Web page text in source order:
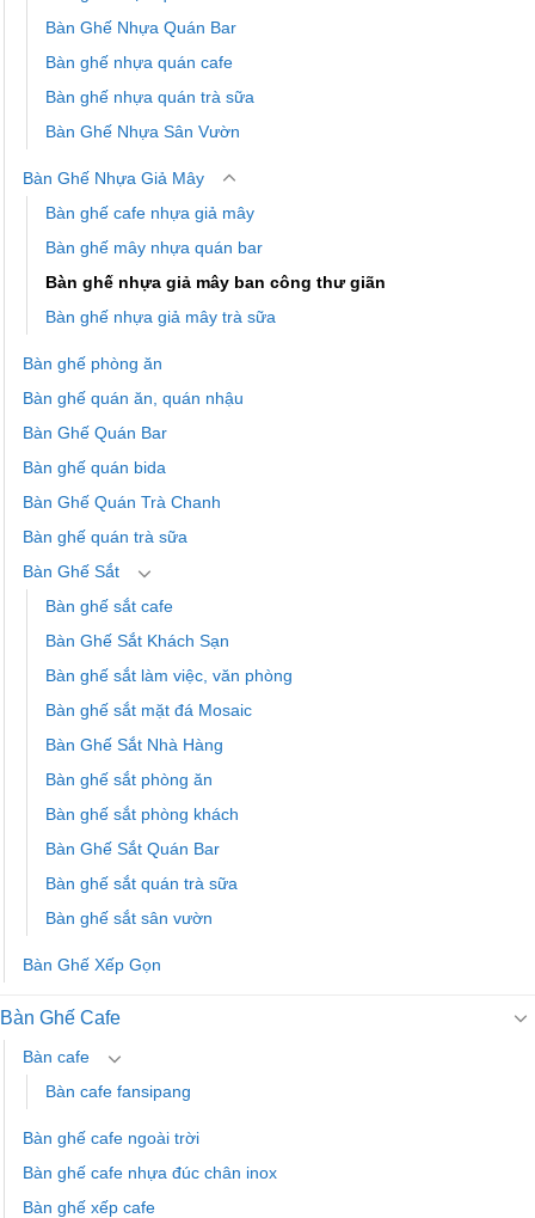
Bàn Ghế Nhựa Quán Bar
Bàn ghế nhựa quán cafe
Bàn ghế nhựa quán trà sữa
Bàn Ghế Nhựa Sân Vườn
Bàn Ghế Nhựa Giả Mây
Bàn ghế cafe nhựa giả mây
Bàn ghế mây nhựa quán bar
Bàn ghế nhựa giả mây ban công thư giãn
Bàn ghế nhựa giả mây trà sữa
Bàn ghế phòng ăn
Bàn ghế quán ăn, quán nhậu
Bàn Ghế Quán Bar
Bàn ghế quán bida
Bàn Ghế Quán Trà Chanh
Bàn ghế quán trà sữa
Bàn Ghế Sắt
Bàn ghế sắt cafe
Bàn Ghế Sắt Khách Sạn
Bàn ghế sắt làm việc, văn phòng
Bàn ghế sắt mặt đá Mosaic
Bàn Ghế Sắt Nhà Hàng
Bàn ghế sắt phòng ăn
Bàn ghế sắt phòng khách
Bàn Ghế Sắt Quán Bar
Bàn ghế sắt quán trà sữa
Bàn ghế sắt sân vườn
Bàn Ghế Xếp Gọn
Bàn Ghế Cafe
Bàn cafe
Bàn cafe fansipang
Bàn ghế cafe ngoài trời
Bàn ghế cafe nhựa đúc chân inox
Bàn ghế xếp cafe